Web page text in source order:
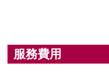
服務費用